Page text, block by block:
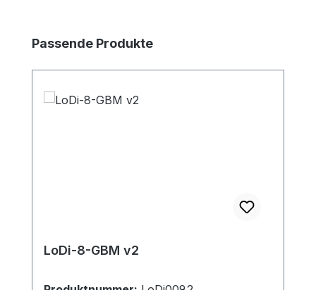
Produktgalerie überspringen
Passende Produkte
LoDi-8-GBM v2